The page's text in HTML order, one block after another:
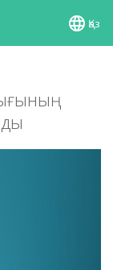
Қаз